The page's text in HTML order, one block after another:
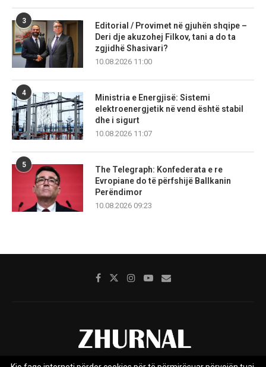
3
Editorial / Provimet në gjuhën shqipe –
Deri dje akuzohej Filkov, tani a do ta
zgjidhë Shasivari?
10.08.2026 11:00
4
Ministria e Energjisë: Sistemi
elektroenergjetik në vend është stabil
dhe i sigurt
10.08.2026 11:07
5
The Telegraph: Konfederata e re
Evropiane do të përfshijë Ballkanin
Perëndimor
10.08.2026 09:23